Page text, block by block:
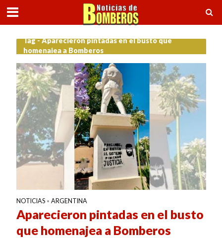
Tag - Aparecieron pintadas en el busto que
homenajea a Bomberos
NOTICIAS • ARGENTINA
Aparecieron pintadas en el busto
que homenajea a Bomberos